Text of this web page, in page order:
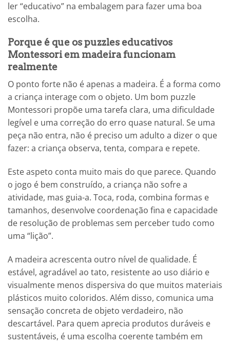
ler “educativo” na embalagem para fazer uma boa
escolha.
Porque é que os puzzles educativos
Montessori em madeira funcionam
realmente
O ponto forte não é apenas a madeira. É a forma como
a criança interage com o objeto. Um bom puzzle
Montessori propõe uma tarefa clara, uma dificuldade
legível e uma correção do erro quase natural. Se uma
peça não entra, não é preciso um adulto a dizer o que
fazer: a criança observa, tenta, compara e repete.
Este aspeto conta muito mais do que parece. Quando
o jogo é bem construído, a criança não sofre a
atividade, mas guia-a. Toca, roda, combina formas e
tamanhos, desenvolve coordenação fina e capacidade
de resolução de problemas sem perceber tudo como
uma “lição”.
A madeira acrescenta outro nível de qualidade. É
estável, agradável ao tato, resistente ao uso diário e
visualmente menos dispersiva do que muitos materiais
plásticos muito coloridos. Além disso, comunica uma
sensação concreta de objeto verdadeiro, não
descartável. Para quem aprecia produtos duráveis e
sustentáveis, é uma escolha coerente também em